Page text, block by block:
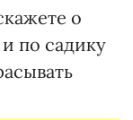
о
по садику